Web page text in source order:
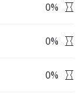
0%
0%
0%